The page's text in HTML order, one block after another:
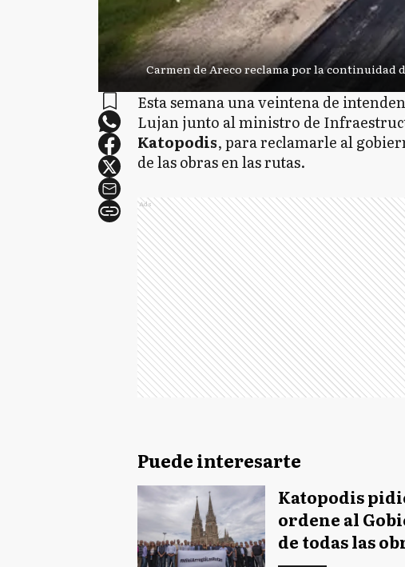
Carmen de Areco reclama por la continuidad
Esta semana una veintena de
Lujan junto al ministro de
Katopodis, para reclamarle al
de las obras en las rutas.
Ads
Puede interesarte
Katopodis
ordene al
de todas las